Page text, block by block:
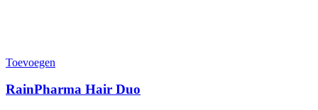
Toevoegen
RainPharma Hair Duo